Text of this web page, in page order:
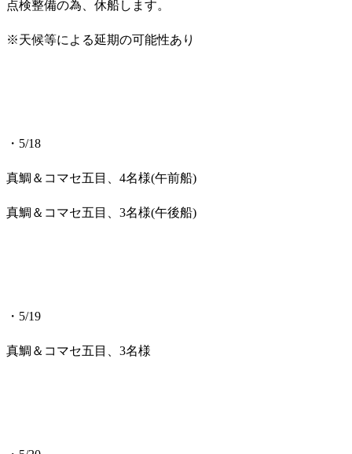
点検整備の為、休船します。
※天候等による延期の可能性あり
・5/18
真鯛＆コマセ五目、4名様(午前船)
真鯛＆コマセ五目、3名様(午後船)
・5/19
真鯛＆コマセ五目、3名様